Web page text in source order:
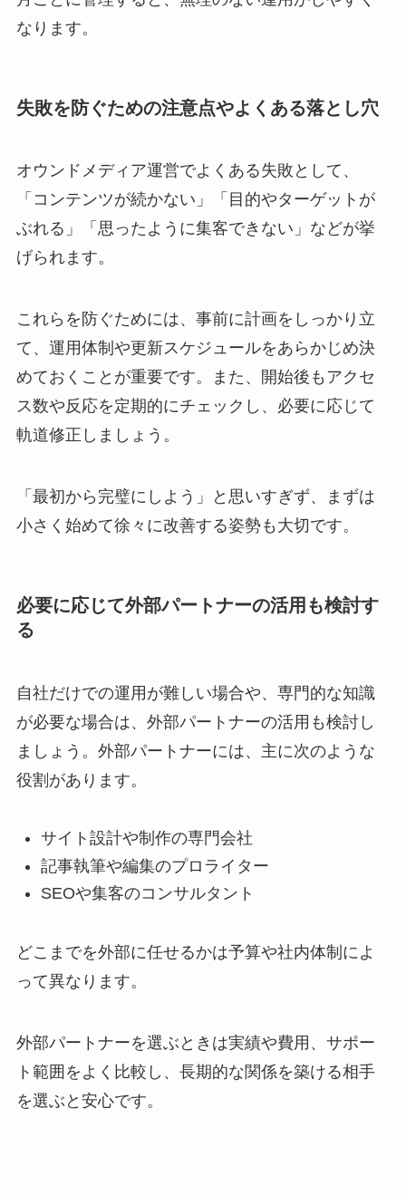
なります。
失敗を防ぐための注意点やよくある落とし穴
オウンドメディア運営でよくある失敗として、
「コンテンツが続かない」「目的やターゲットが
ぶれる」「思ったように集客できない」などが挙
げられます。
これらを防ぐためには、事前に計画をしっかり立
て、運用体制や更新スケジュールをあらかじめ決
めておくことが重要です。また、開始後もアクセ
ス数や反応を定期的にチェックし、必要に応じて
軌道修正しましょう。
「最初から完璧にしよう」と思いすぎず、まずは
小さく始めて徐々に改善する姿勢も大切です。
必要に応じて外部パートナーの活用も検討す
る
自社だけでの運用が難しい場合や、専門的な知識
が必要な場合は、外部パートナーの活用も検討し
ましょう。外部パートナーには、主に次のような
役割があります。
サイト設計や制作の専門会社
記事執筆や編集のプロライター
SEOや集客のコンサルタント
どこまでを外部に任せるかは予算や社内体制によ
って異なります。
外部パートナーを選ぶときは実績や費用、サポー
ト範囲をよく比較し、長期的な関係を築ける相手
を選ぶと安心です。